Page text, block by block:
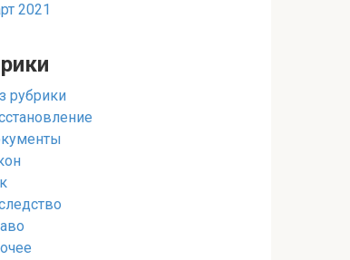
2021
рубрики